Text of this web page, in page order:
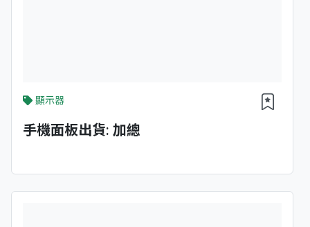
顯示器
手機面板出貨: 加總